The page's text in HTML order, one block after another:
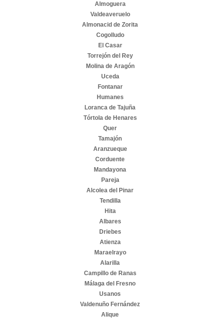
Almoguera
Valdeaveruelo
Almonacid de Zorita
Cogolludo
El Casar
Torrejón del Rey
Molina de Aragón
Uceda
Fontanar
Humanes
Loranca de Tajuña
Tórtola de Henares
Quer
Tamajón
Aranzueque
Corduente
Mandayona
Pareja
Alcolea del Pinar
Tendilla
Hita
Albares
Driebes
Atienza
Maraelrayo
Alarilla
Campillo de Ranas
Málaga del Fresno
Usanos
Valdenuño Fernández
Alique